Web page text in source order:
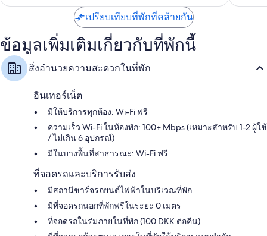
เปรียบเทียบที่พักที่คล้ายกัน
ข้อมูลเพิ่มเติมเกี่ยวกับที่พักนี้
สิ่งอำนวยความสะดวกในที่พัก
อินเทอร์เน็ต
มีให้บริการทุกห้อง: Wi-Fi ฟรี
ความเร็ว Wi-Fi ในห้องพัก: 100+ Mbps (เหมาะสำหรับ 1-2 ผู้ใช้
/ ไม่เกิน 6 อุปกรณ์)
มีในบางพื้นที่สาธารณะ: Wi-Fi ฟรี
ที่จอดรถและบริการรับส่ง
มีสถานีชาร์จรถยนต์ไฟฟ้าในบริเวณที่พัก
มีที่จอดรถนอกที่พักฟรีในระยะ 0 เมตร
ที่จอดรถในร่มภายในที่พัก (100 DKK ต่อคืน)